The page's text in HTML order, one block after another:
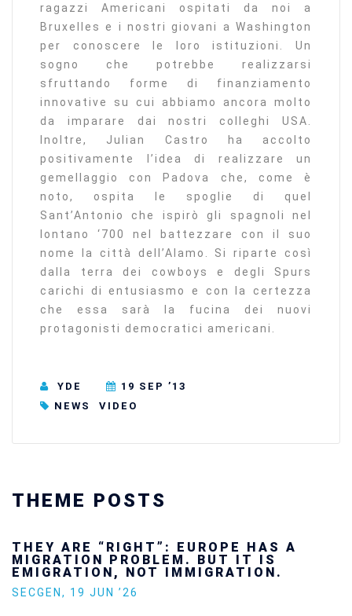
ragazzi Americani ospitati da noi a
Bruxelles e i nostri giovani a Washington
per conoscere le loro istituzioni. Un
sogno che potrebbe realizzarsi
sfruttando forme di finanziamento
innovative su cui abbiamo ancora molto
da imparare dai nostri colleghi USA.
Inoltre, Julian Castro ha accolto
positivamente l’idea di realizzare un
gemellaggio con Padova che, come è
noto, ospita le spoglie di quel
Sant’Antonio che ispirò gli spagnoli nel
lontano ‘700 nel battezzare con il suo
nome la città dell’Alamo. Si riparte così
dalla terra dei cowboys e degli Spurs
carichi di entusiasmo e con la certezza
che essa sarà la fucina dei nuovi
protagonisti democratici americani.
YDE
19 SEP ’13
NEWS
VIDEO
THEME POSTS
Ukraine’s youth are defending Europe’s
future — and we will not look away
SECGEN,24 FEB ’26